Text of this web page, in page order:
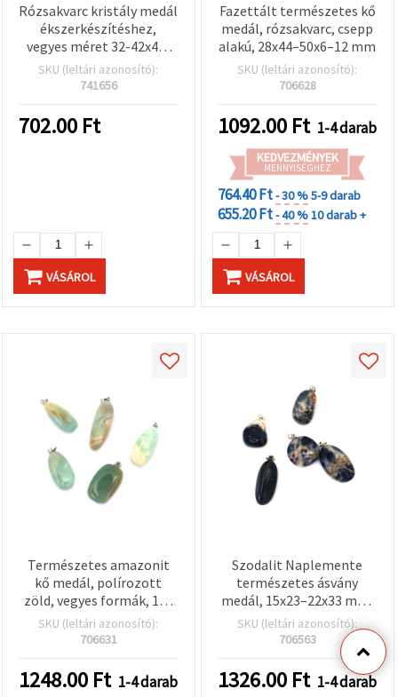
Rózsakvarc kristály medál
ékszerkészítéshez,
vegyes méret 32-42x48-
70mm
SKU (leltári azonosító):
741656
702.00 Ft
VÁSÁROL
Fazettált természetes kő
medál, rózsakvarc, csepp
alakú, 28x44–50x6–12 mm
SKU (leltári azonosító):
706628
1092.00 Ft 1-4 darab
KEDVEZMÉNYEK
MENNYISÉGHEZ
764.40 Ft- 30 %5-9 darab
655.20 Ft- 40 %10 darab +
VÁSÁROL
Természetes amazonit
kő medál, polírozott
zöld, vegyes formák, 13–
27 x 30–45 mm,
fémötvözet
SKU (leltári azonosító):
706631
1248.00 Ft 1-4 darab
Szodalit Naplemente
természetes ásvány
medál, 15x23–22x33 mm,
vegyes méret
SKU (leltári azonosító):
706563
1326.00 Ft 1-4 darab